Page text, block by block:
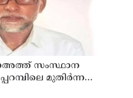
സംസ്ഥാന
മുതിർന്ന